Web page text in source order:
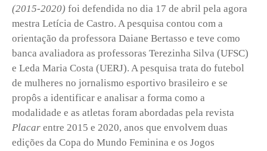
(2015-2020) foi defendida no dia 17 de abril pela agora
mestra Letícia de Castro. A pesquisa contou com a
orientação da professora Daiane Bertasso e teve como
banca avaliadora as professoras Terezinha Silva (UFSC)
e Leda Maria Costa (UERJ). A pesquisa trata do futebol
de mulheres no jornalismo esportivo brasileiro e se
propôs a identificar e analisar a forma como a
modalidade e as atletas foram abordadas pela revista
Placar entre 2015 e 2020, anos que envolvem duas
edições da Copa do Mundo Feminina e os Jogos